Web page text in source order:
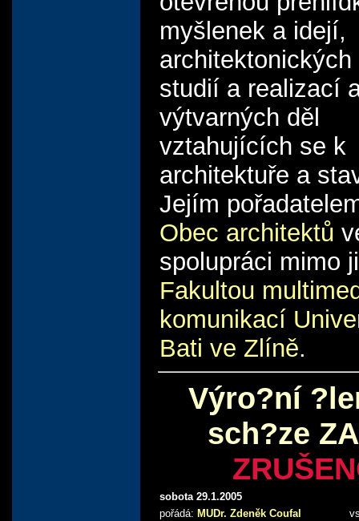
myšlenek a idejí,
architektonických
studií a realizací
výtvarných děl
vztahujících se k
architektuře a
Jejím
Obec architektů
spolupráci mimo
Fakultou
komunikací
Bati ve Zlíně.
Výro?ní
sch?ze
sobota 29.1.2005
pořádá: MUDr. Zdeněk Coufal